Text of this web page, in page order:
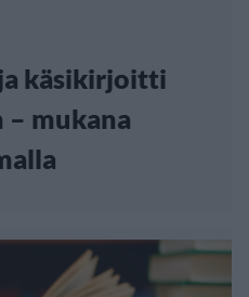
käsikirjoitti
mukana